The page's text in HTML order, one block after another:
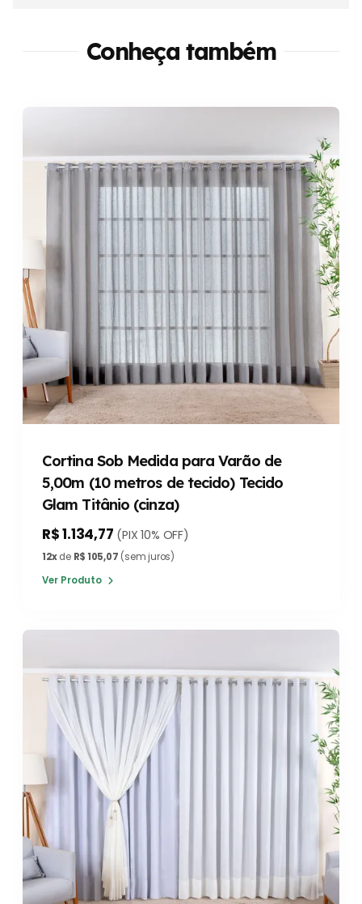
Conheça também
Cortina Sob Medida para Varão de
5,00m (10 metros de tecido) Tecido
Glam Titânio (cinza)
R$ 1.134,77 (PIX 10% OFF)
12xde R$ 105,07 (sem juros)
Ver Produto